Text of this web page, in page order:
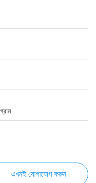
এখনই যোগাযোগ করুন